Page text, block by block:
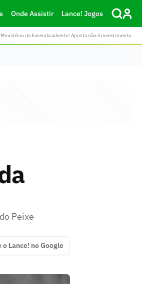
Onde Assistir Lance! Jogos
da Fazenda adverte: Aposta não é investimento
Peixe
o Lance! no Google